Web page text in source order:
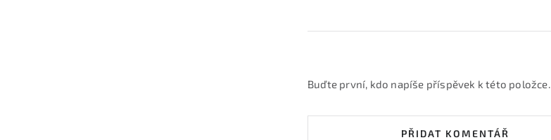
Buďte první, kdo napíše příspěvek k této položce.
PŘIDAT KOMENTÁŘ